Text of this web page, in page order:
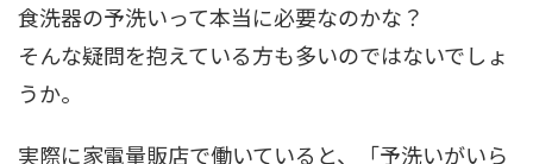
食洗器の予洗いって本当に必要なのかな？
そんな疑問を抱えている方も多いのではないでしょ
うか。
実際に家電量販店で働いていると、「予洗いがいら